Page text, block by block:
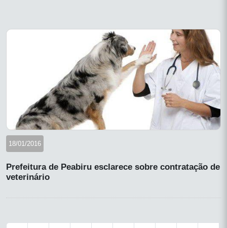
18/01/2016
Prefeitura de Peabiru esclarece sobre contratação de
veterinário